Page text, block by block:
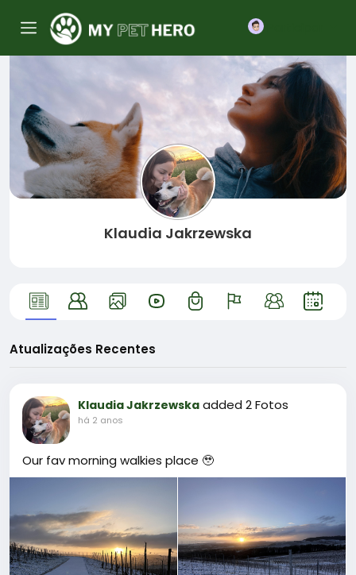
Klaudia Jakrzewska
Atualizações Recentes
Klaudia Jakrzewska added 2 Fotos
há 2 anos
Our fav morning walkies place 🥹